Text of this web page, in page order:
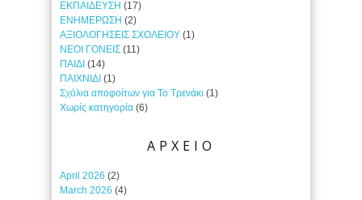
ΕΚΠΑΙΔΕΥΣΗ (17)
ΕΝΗΜΕΡΩΣΗ (2)
ΑΞΙΟΛΟΓΗΣΕΙΣ ΣΧΟΛΕΙΟΥ (1)
ΝΕΟΙ ΓΟΝΕΙΣ (11)
ΠΑΙΔΙ (14)
ΠΑΙΧΝΙΔΙ (1)
Σχόλια αποφοίτων για Το Τρενάκι (1)
Χωρίς κατηγορία (6)
ΑΡΧΕΙΟ
April 2026 (2)
March 2026 (4)